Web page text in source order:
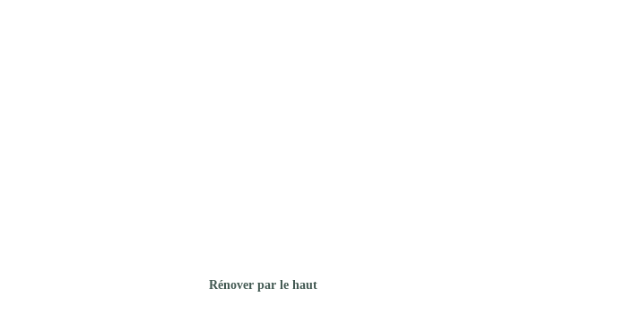
Rénover par le haut